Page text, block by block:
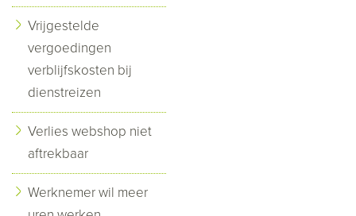
Vrijgestelde
vergoedingen
verblijfskosten bij
dienstreizen
Verlies webshop niet
aftrekbaar
Werknemer wil meer